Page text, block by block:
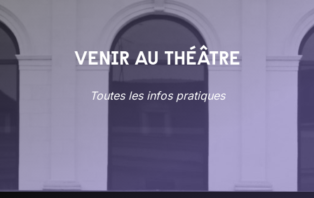
VENIR AU THÉÂTRE
Toutes les infos pratiques